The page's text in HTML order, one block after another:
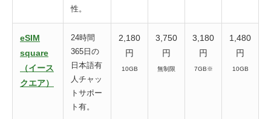
性。
eSIM
square
（イース
クエア）
24時間
365日の
日本語有
人チャッ
トサポー
ト有。
2,180
円
10GB
3,750
円
無制限
3,180
円
7GB※
1,480
円
10GB